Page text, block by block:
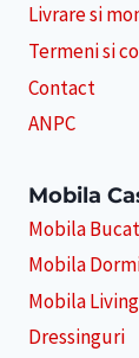
Livrare si
Termeni si
Contact
ANPC
Mobila
Mobila
Mobila
Mobila Living
Dressinguri